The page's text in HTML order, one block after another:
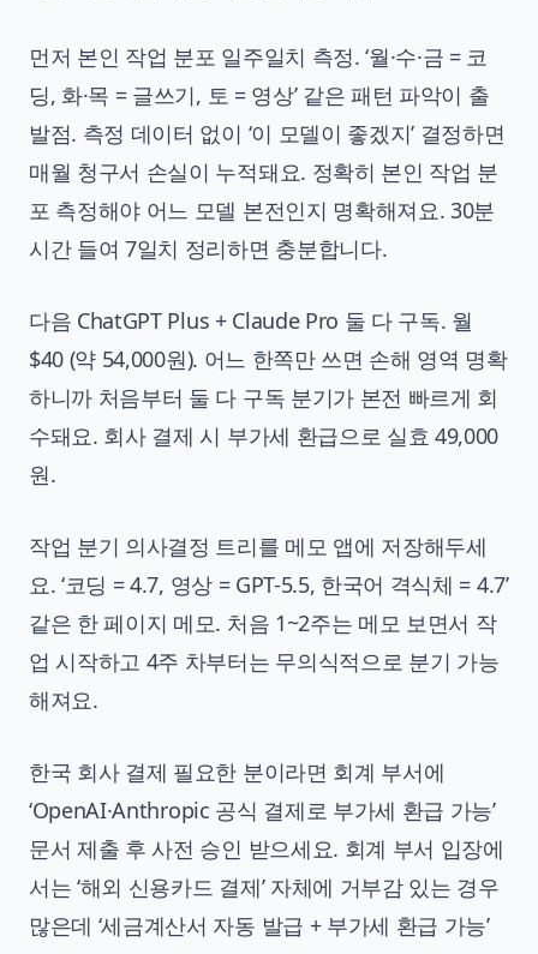
먼저 본인 작업 분포 일주일치 측정. ‘월·수·금 = 코
딩, 화·목 = 글쓰기, 토 = 영상’ 같은 패턴 파악이 출
발점. 측정 데이터 없이 ‘이 모델이 좋겠지’ 결정하면
매월 청구서 손실이 누적돼요. 정확히 본인 작업 분
포 측정해야 어느 모델 본전인지 명확해져요. 30분
시간 들여 7일치 정리하면 충분합니다.
다음 ChatGPT Plus + Claude Pro 둘 다 구독. 월
$40 (약 54,000원). 어느 한쪽만 쓰면 손해 영역 명확
하니까 처음부터 둘 다 구독 분기가 본전 빠르게 회
수돼요. 회사 결제 시 부가세 환급으로 실효 49,000
원.
작업 분기 의사결정 트리를 메모 앱에 저장해두세
요. ‘코딩 = 4.7, 영상 = GPT-5.5, 한국어 격식체 = 4.7’
같은 한 페이지 메모. 처음 1~2주는 메모 보면서 작
업 시작하고 4주 차부터는 무의식적으로 분기 가능
해져요.
한국 회사 결제 필요한 분이라면 회계 부서에
‘OpenAI·Anthropic 공식 결제로 부가세 환급 가능’
문서 제출 후 사전 승인 받으세요. 회계 부서 입장에
서는 ‘해외 신용카드 결제’ 자체에 거부감 있는 경우
많은데 ‘세금계산서 자동 발급 + 부가세 환급 가능’